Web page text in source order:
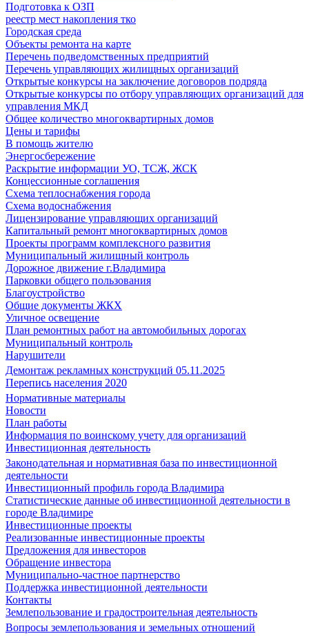
Подготовка к ОЗП
реестр мест накопления тко
Городская среда
Объекты ремонта на карте
Перечень подведомственных предприятий
Перечень управляющих жилищных организаций
Открытые конкурсы на заключение договоров подряда
Открытые конкурсы по отбору управляющих организаций для
управления МКД
Общее количество многоквартирных домов
Цены и тарифы
В помощь жителю
Энергосбережение
Раскрытие информации УО, ТСЖ, ЖСК
Концессионные соглашения
Схема теплоснабжения города
Схема водоснабжения
Лицензирование управляющих организаций
Капитальный ремонт многоквартирных домов
Проекты программ комплексного развития
Муниципальный жилищный контроль
Дорожное движение г.Владимира
Парковки общего пользования
Благоустройство
Общие документы ЖКХ
Уличное освещение
План ремонтных работ на автомобильных дорогах
Муниципальный контроль
Нарушители
Демонтаж рекламных конструкций 05.11.2025
Перепись населения 2020
Нормативные материалы
Новости
План работы
Информация по воинскому учету для организаций
Инвестиционная деятельность
Законодательная и нормативная база по инвестиционной
деятельности
Инвестиционный профиль города Владимира
Статистические данные об инвестиционной деятельности в
городе Владимире
Инвестиционные проекты
Реализованные инвестиционные проекты
Предложения для инвесторов
Обращение инвестора
Муниципально-частное партнерство
Поддержка инвестиционной деятельности
Контакты
Землепользование и градостроительная деятельность
Вопросы землепользования и земельных отношений